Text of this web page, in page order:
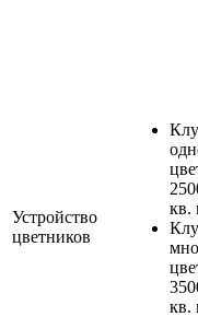
Устройство
цветников
кв.
кв.